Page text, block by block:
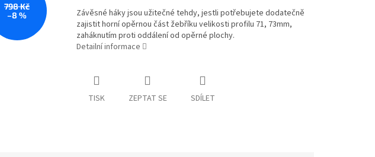
798 Kč
–8 %
Závěsné háky jsou užitečné tehdy, jestli potřebujete dodatečně
zajistit horní opěrnou část žebříku velikosti profilu 71, 73mm,
zaháknutím proti oddálení od opěrné plochy.
Detailní informace
TISK ZEPTAT SE SDÍLET